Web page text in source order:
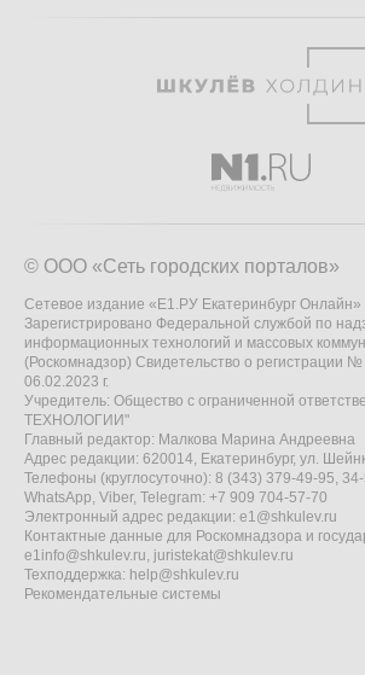
© ООО «Сеть городских порталов»
Сетевое издание «Е1.РУ Екатеринбург Онлайн»
Зарегистрировано Федеральной службой по
информационных технологий и массовых
(Роскомнадзор) Свидетельство о регистрации
06.02.2023 г.
Учредитель: Общество с ограниченной
ТЕХНОЛОГИИ"
Главный редактор: Малкова Марина Андреевна
Адрес редакции: 620014, Екатеринбург, ул.
Телефоны (круглосуточно): 8 (343) 379-49-95,
WhatsApp, Viber, Telegram: +7 909 704-57-70
Электронный адрес редакции: e1@shkulev.ru
Контактные данные для Роскомнадзора и
e1info@shkulev.ru, juristekat@shkulev.ru
Техподдержка: help@shkulev.ru
Рекомендательные системы